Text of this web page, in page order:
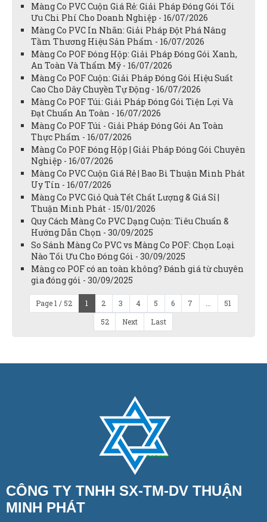
Màng Co PVC Cuộn Giá Rẻ: Giải Pháp Đóng Gói Tối
Ưu Chi Phí Cho Doanh Nghiệp - 16/07/2026
Màng Co PVC In Nhãn: Giải Pháp Đột Phá Nâng
Tầm Thương Hiệu Sản Phẩm - 16/07/2026
Màng Co POF Đóng Hộp: Giải Pháp Đóng Gói Xanh,
An Toàn Và Thẩm Mỹ - 16/07/2026
Màng Co POF Cuộn: Giải Pháp Đóng Gói Hiệu Suất
Cao Cho Dây Chuyền Tự Động - 16/07/2026
Màng Co POF Túi: Giải Pháp Đóng Gói Tiện Lợi Và
Đạt Chuẩn An Toàn - 16/07/2026
Màng Co POF Túi - Giải Pháp Đóng Gói An Toàn
Thực Phẩm - 16/07/2026
Màng Co POF Đóng Hộp | Giải Pháp Đóng Gói Chuyên
Nghiệp - 16/07/2026
Màng Co PVC Cuộn Giá Rẻ | Bao Bì Thuận Minh Phát
Uy Tín - 16/07/2026
Màng Co PVC Giỏ Quà Tết Chất Lượng & Giá Sỉ |
Thuận Minh Phát - 15/01/2026
Quy Cách Màng Co PVC Dạng Cuộn: Tiêu Chuẩn &
Hướng Dẫn Chọn - 30/09/2025
So Sánh Màng Co PVC vs Màng Co POF: Chọn Loại
Nào Tối Ưu Cho Đóng Gói - 30/09/2025
Màng co POF có an toàn không? Đánh giá từ chuyên
gia đóng gói - 30/09/2025
Page 1 / 52 1 2 3 4 5 6 7 ...
51
52
Next Last
CÔNG TY TNHH SX-TM-DV THUẬN
MINH PHÁT